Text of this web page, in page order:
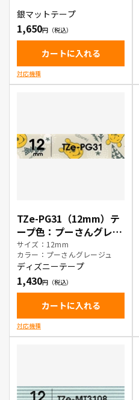
銀マットテープ
1,650
カートに入れる
対応機種
TZe-PG31（12mm）テ
ープ色：プーさんグレー
ジュ / 黒文字
サイズ：12mm
カラー：プーさんグレージュ
ディズニーテープ
1,430
カートに入れる
対応機種